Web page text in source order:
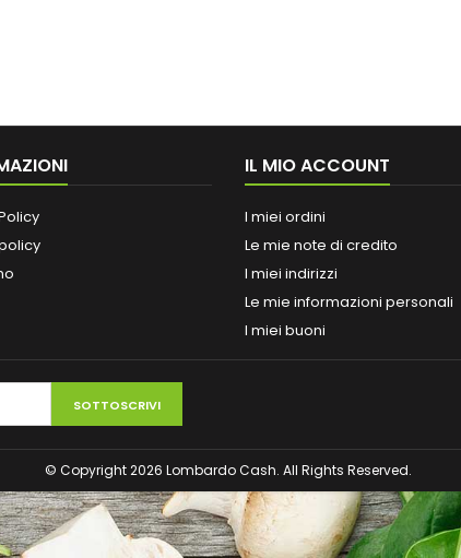
© Copyright 2026 Lombardo Cash. All Rights Reserved.
IL MIO ACCOUNT
I miei ordini
Le mie note di credito
I miei indirizzi
Le mie informazioni personali
I miei buoni
SOTTOSCRIVI